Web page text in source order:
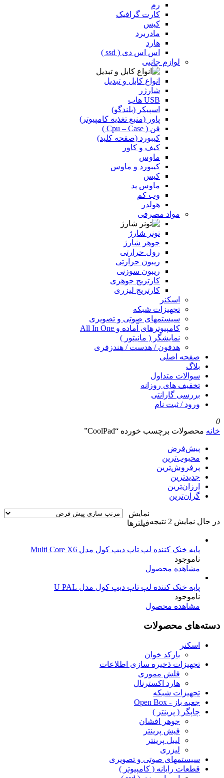
رم
کارت گرافیک
کیس
مادربرد
هارد
اس اس دی ( ssd )
لوازم جانبی
انواع کابل و تبدیل
شارژر
USB هاب
اسپیکر (بلندگو)
پاور (منبع تغذیه کامپیوتر)
فن ( Cpu – Case )
کیبورد (صفحه کلید)
کیف و کاور
ماوس
کیبورد و ماوس
کیس
ماوس پد
وب کم
هولدر
مواد مصرفی
تونر شارژ
جوهر شارژ
رول حرارتی
ریبون حرارتی
ریبون سوزنی
کارتریج جوهری
کارتریج لیزری
اسکنر
تجهیزات شبکه
سیستمهای صوتی و تصویری
کامپیوترهای آماده و All In One
نمایشگر ( مانیتور )
هدفون / هدست / هندزفری
صفحه اصلی
بلاگ
سوالات متداول
تخفیف های روزانه
بررسی گارانتی
ورود / ثبت نام
0
خانه محصولات برچسب خورده “CoolPad”
پیش‌فرض
محبوب‌ترین
پرفروش‌ترین
جدیدترین
ارزان‌ترین
گران‌ترین
در حال نمایش 2 نتیجه
نمایش
فیلترها
پایه خنک کننده لپ تاپ دیپ کول مدل Multi Core X6
ناموجود
مشاهده محصول
پایه خنک کننده لپ تاپ دیپ کول مدل U PAL
ناموجود
مشاهده محصول
دسته‌های محصولات
اسکنر
بارکد خوان
تجهیزات ذخیره سازی اطلاعات
فلش مموری
هارد اکسترنال
تجهیزات شبکه
جعبه باز - Open Box
چاپگر ( پرینتر )
جوهر افشان
فیش پرینتر
لیبل پرینتر
لیزری
سیستمهای صوتی و تصویری
قطعات رایانه ( کامپیوتر )